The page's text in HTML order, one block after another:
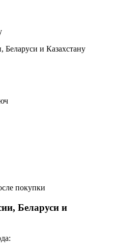
Беларуси и